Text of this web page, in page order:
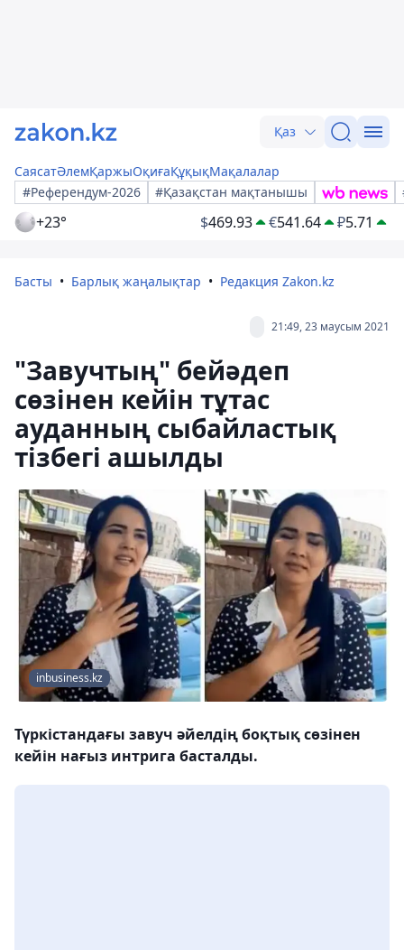
Қаз
СаясатӘлемҚаржыОқиғаҚұқықМақалалар
#Референдум-2026
#Қазақстан мақтанышы
+23° $469.93 €541.64 ₽5.71
Басты Барлық жаңалықтар Редакция Zakon.kz
21:49, 23 маусым 2021
"Завучтың" бейәдеп
сөзінен кейін тұтас
ауданның сыбайластық
тізбегі ашылды
inbusiness.kz
Түркістандағы завуч әйелдің боқтық сөзінен
кейін нағыз интрига басталды.